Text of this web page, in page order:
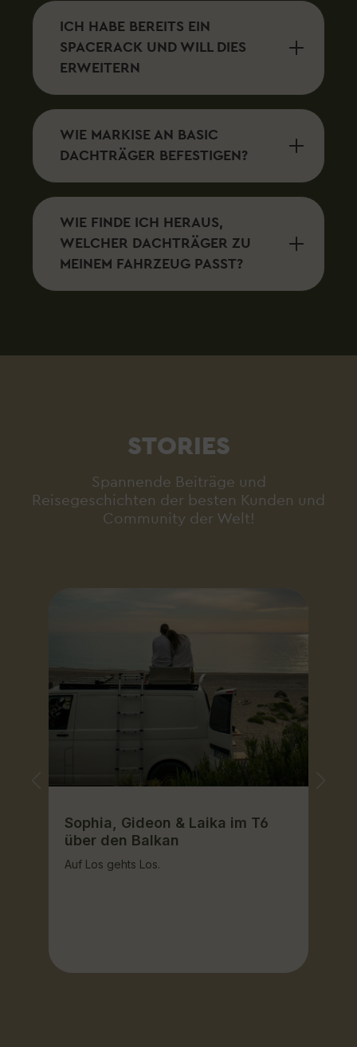
ICH HABE BEREITS EIN
SPACERACK UND WILL DIES
ERWEITERN
WIE MARKISE AN BASIC
DACHTRÄGER BEFESTIGEN?
WIE FINDE ICH HERAUS,
WELCHER DACHTRÄGER ZU
MEINEM FAHRZEUG PASST?
STORIES
Spannende Beiträge und
Reisegeschichten der besten Kunden und
Community der Welt!
Sophia, Gideon & Laika im T6
über den Balkan
Auf Los gehts Los.